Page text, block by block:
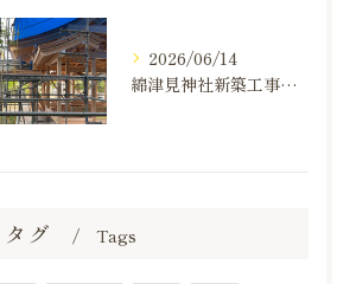
2026/06/14
綿津見神社新築工事の建て方状況のお知らせ
タグ Tags